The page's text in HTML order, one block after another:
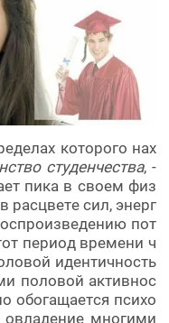
которого нах
студенчества, -
пика в своем физ
расцвете сил, энерг
пот
период времени ч
идентичность
половой активнос
обогащается психо
овладение многими